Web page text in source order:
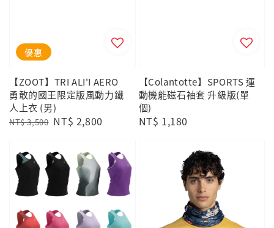
優惠
【ZOOT】TRI ALI'I AERO
勇敢的國王限定版風動力鐵
人上衣 (男)
Regular
NT$ 3,500 Sale
NT$ 2,800
【Colantotte】SPORTS 運
動機能磁石袖套 升級版(單
個)
Regular
NT$ 1,180